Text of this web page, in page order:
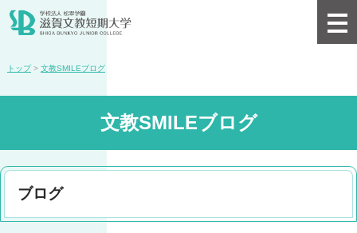
トップ > 文教SMILEブログ
文教SMILEブログ
ブログ